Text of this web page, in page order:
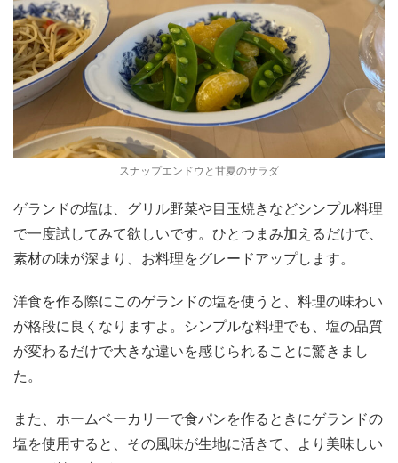
スナップエンドウと甘夏のサラダ
ゲランドの塩は、グリル野菜や目玉焼きなどシンプル料理
で一度試してみて欲しいです。ひとつまみ加えるだけで、
素材の味が深まり、お料理をグレードアップします。
洋食を作る際にこのゲランドの塩を使うと、料理の味わい
が格段に良くなりますよ。シンプルな料理でも、塩の品質
が変わるだけで大きな違いを感じられることに驚きまし
た。
また、ホームベーカリーで食パンを作るときにゲランドの
塩を使用すると、その風味が生地に活きて、より美味しい